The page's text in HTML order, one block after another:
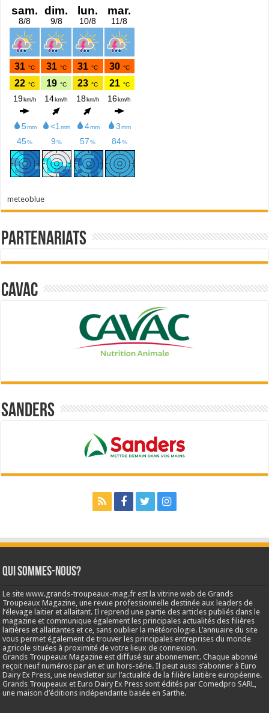
meteoblue
Partenariats
Cavac
Sanders
Qui sommes-nous?
Le site www.grands-troupeaux-mag.fr est la vitrine web de Grands
Troupeaux Magazine, une revue professionnelle destinée aux leaders de
l’élevage laitier et allaitant. Il reprend une partie des articles publiés dans le
magazine et communique également les principales actualités des filières
laitières et allaitantes et ce, sans oublier la météorologie. L’annuaire du site
vous permet également de trouver les principales entreprises du monde
agricole situées à proximité de votre lieux de connexion.
Grands Troupeaux Magazine est diffusé sur abonnement. Chaque abonné
reçoit neuf numéros par an et un hors-série. Il peut aussi s’abonner à Euro
Dairy Ex Press, une newsletter sur l’actualité de la filière laitière européenne.
Grands Troupeaux et Euro Dairy Ex Press sont édités par Comedpro SARL,
une maison d’éditions indépendante basée en Sarthe.